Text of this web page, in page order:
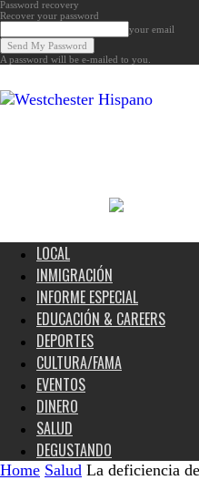
Password recovery
Recover your password
your email
A password will be e-mailed to you.
Noticias
LOCAL
INMIGRACIÓN
INFORME ESPECIAL
EDUCACIÓN & CAREERS
DEPORTES
CULTURA/FAMA
EVENTOS
DINERO
SALUD
DEGUSTANDO
Home Salud La deficiencia